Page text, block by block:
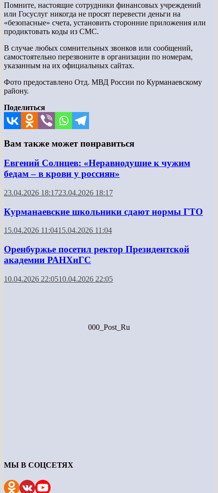
Помните, настоящие сотрудники финансовых учреждений
или Госуслуг никогда не просят перевести деньги на
«безопасные» счета, установить сторонние приложения или
продиктовать коды из СМС.
В случае любых сомнительных звонков или сообщений,
самостоятельно перезвоните в организации по номерам,
указанным на их официальных сайтах.
Фото предоставлено Отд. МВД России по Курманаевскому
району.
Поделиться
Вам также может понравиться
Евгений Солнцев: «Неравнодушие к чужим
бедам – в крови у россиян»
23.04.2026 18:1723.04.2026 18:17
Курманаевские школьники сдают нормы ГТО
15.04.2026 11:0415.04.2026 11:04
Оренбуржье посетил ректор Президентской
академии РАНХиГС
10.04.2026 22:0510.04.2026 22:05
000_Post_Ru
МЫ В СОЦСЕТЯХ